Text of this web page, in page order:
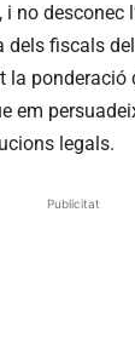
no desconec
dels fiscals
la ponderació
em
legals.
Publicitat